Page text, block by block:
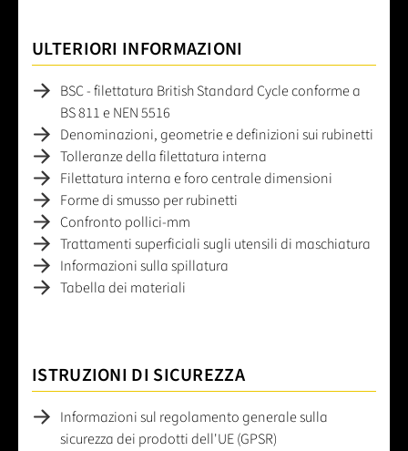
ULTERIORI INFORMAZIONI
BSC - filettatura British Standard Cycle conforme a
BS 811 e NEN 5516
Denominazioni, geometrie e definizioni sui rubinetti
Tolleranze della filettatura interna
Filettatura interna e foro centrale dimensioni
Forme di smusso per rubinetti
Confronto pollici-mm
Trattamenti superficiali sugli utensili di maschiatura
Informazioni sulla spillatura
Tabella dei materiali
ISTRUZIONI DI SICUREZZA
Informazioni sul regolamento generale sulla
sicurezza dei prodotti dell'UE (GPSR)